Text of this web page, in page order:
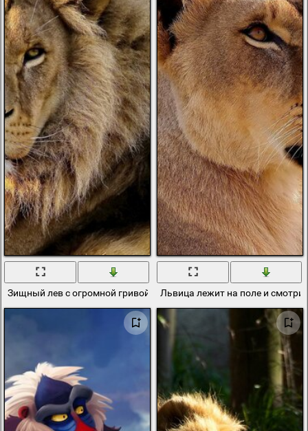
Зищный лев с огромной гривой Львица лежит на поле и